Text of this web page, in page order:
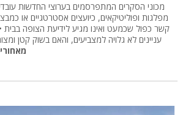
מכוני הסקרים המתפרסמים בערוצי החדשות
מפלגות ופוליטיקאים, כיועצים אסטרטגיים או
קשר כפול שכמעט ואינו מגיע לידיעת הצופה בבית
עניינים לא גלויה למצביעים, והאם בשוק קטן